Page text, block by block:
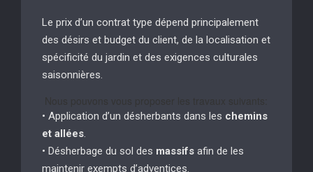
Le prix d’un contrat type dépend principalement
des désirs et budget du client, de la localisation et
spécificité du jardin et des exigences culturales
saisonnières.
• Application d’un désherbants dans les chemins
et allées
• Désherbage du sol des massifs afin de les
maintenir exempts d’adventices.